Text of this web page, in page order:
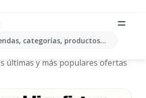
categorías, productos...
y ofertas más
últimas y más populares ofertas